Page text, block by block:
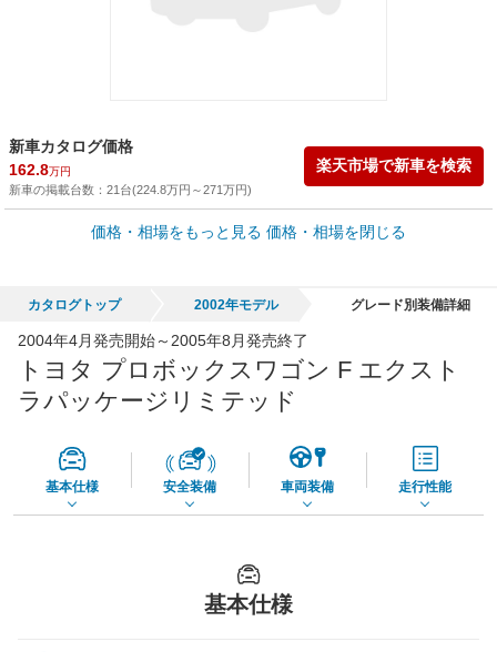
新車カタログ価格
162.8万円
新車の掲載台数： 21 台(224.8万円 ～271万円)
楽天市場で新車を検索
車買取価格 *
車買取相場
65,050円
価格・相場をもっと見る 価格・相場を閉じる
カタログトップ 2002年モデル グレード別装備詳細
2004年4月発売開始～2005年8月発売終了
トヨタ プロボックスワゴン F エクスト
ラパッケージリミテッド
基本仕様 安全装備 車両装備 走行性能
基本仕様